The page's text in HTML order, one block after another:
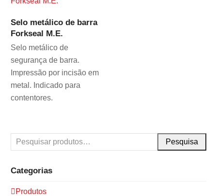
Selo metálico de barra
Forkseal M.E.
Selo metálico de
segurança de barra.
Impressão por incisão em
metal. Indicado para
contentores.
Pesquisa
Categorias
Produtos